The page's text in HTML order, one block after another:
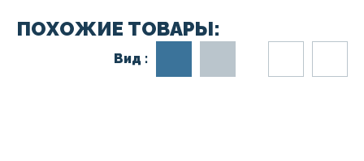
ПОХОЖИЕ ТОВАРЫ:
Вид :